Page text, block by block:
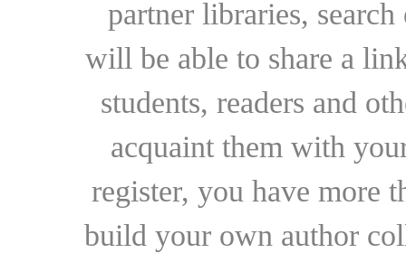
partner libraries,
will be able to share a
students, readers and
acquaint them with
register, you have more
build your own author